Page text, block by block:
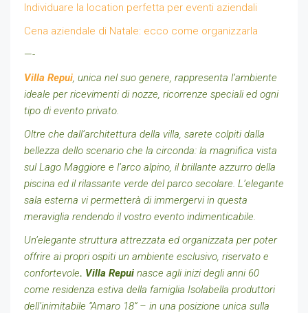
Individuare la location perfetta per eventi aziendali
Cena aziendale di Natale: ecco come organizzarla
—-
Villa Repui, unica nel suo genere, rappresenta l’ambiente
ideale per ricevimenti di nozze, ricorrenze speciali ed ogni
tipo di evento privato.
Oltre che dall’architettura della villa, sarete colpiti dalla
bellezza dello scenario che la circonda: la magnifica vista
sul Lago Maggiore e l’arco alpino, il brillante azzurro della
piscina ed il rilassante verde del parco secolare. L’elegante
sala esterna vi permetterà di immergervi in questa
meraviglia rendendo il vostro evento indimenticabile.
Un’elegante struttura attrezzata ed organizzata per poter
offrire ai propri ospiti un ambiente esclusivo, riservato e
confortevole. Villa Repui nasce agli inizi degli anni 60
come residenza estiva della famiglia Isolabella produttori
dell’inimitabile “Amaro 18” – in una posizione unica sulla